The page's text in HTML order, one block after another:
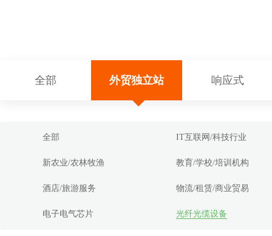
全部 外贸独立站 响应式
全部 IT互联网/科技行业
新农业/农林牧渔 教育/学校/培训机构
酒店/旅游服务 物流/租赁/商业贸易
电子电气芯片 光纤光缆设备